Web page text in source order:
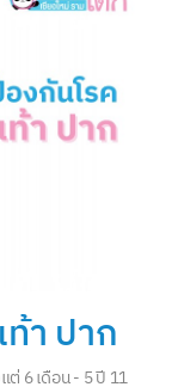
า ปาก
ต่ 6 เดือน - 5 ปี 11